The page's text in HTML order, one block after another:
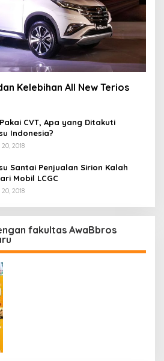
Kelebihan All New Terios
CVT, Apa yang Ditakuti
Indonesia?
2018
Santai Penjualan Sirion Kalah
Mobil LCGC
2018
fakultas AwaBbros